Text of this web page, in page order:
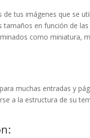
tus imágenes que se
en función de
como miniatura,
muchas entradas y
a la estructura de su